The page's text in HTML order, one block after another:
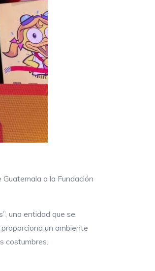
a la Fundación
una entidad que se
un ambiente
costumbres.